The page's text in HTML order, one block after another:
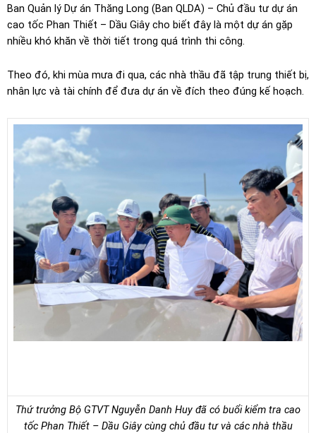
Ban Quản lý Dự án Thăng Long (Ban QLDA) – Chủ đầu tư dự án
cao tốc Phan Thiết – Dầu Giây cho biết đây là một dự án gặp
nhiều khó khăn về thời tiết trong quá trình thi công.
Theo đó, khi mùa mưa đi qua, các nhà thầu đã tập trung thiết bị,
nhân lực và tài chính để đưa dự án về đích theo đúng kế hoạch.
Thứ trưởng Bộ GTVT Nguyễn Danh Huy đã có buổi kiểm tra cao
tốc Phan Thiết – Dầu Giây cùng chủ đầu tư và các nhà thầu